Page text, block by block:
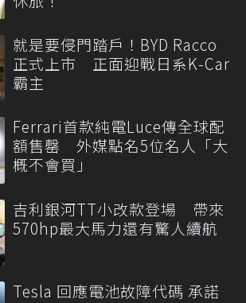
就是要侵門踏戶！BYD Racco
正式上市 正面迎戰日系K-Car
霸主
Ferrari首款純電Luce傳全球配
額售罄 外媒點名5位名人「大
概不會買」
吉利銀河TT小改款登場 帶來
570hp最大馬力還有驚人續航
Tesla 回應電池故障代碼 承諾